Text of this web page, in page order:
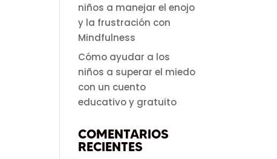
niños a manejar el enojo
y la frustración con
Mindfulness
Cómo ayudar a los
niños a superar el miedo
con un cuento
educativo y gratuito
COMENTARIOS
RECIENTES